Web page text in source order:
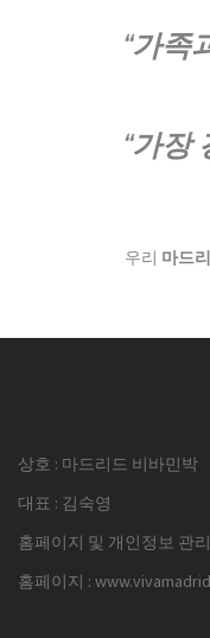
“가족
“가장
우리 마드
상호 : 마드리드 비바민박
대표 : 김숙영
홈페이지 및 개인정보 관
홈페이지 :